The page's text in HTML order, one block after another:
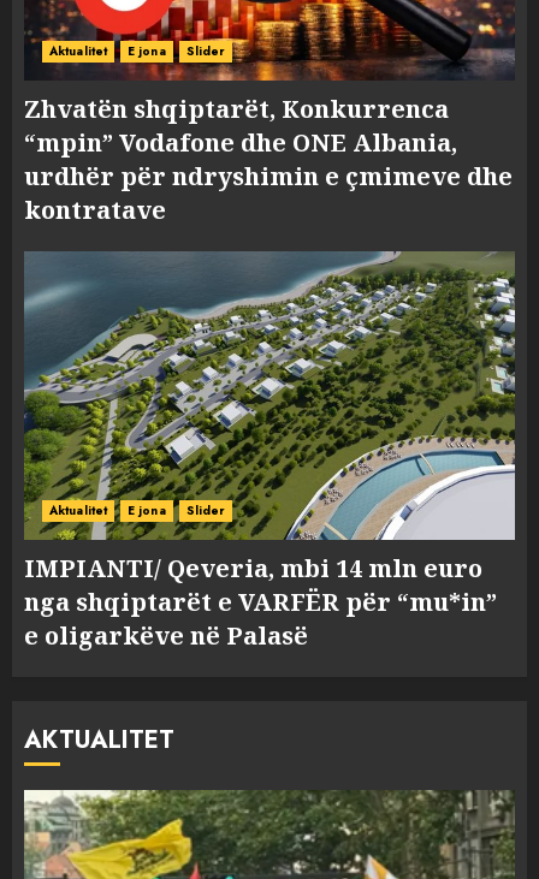
Aktualitet E jona Slider
Zhvatën shqiptarët, Konkurrenca
“mpin” Vodafone dhe ONE Albania,
urdhër për ndryshimin e çmimeve dhe
kontratave
Aktualitet E jona Slider
IMPIANTI/ Qeveria, mbi 14 mln euro
nga shqiptarët e VARFËR për “mu*in”
e oligarkëve në Palasë
AKTUALITET